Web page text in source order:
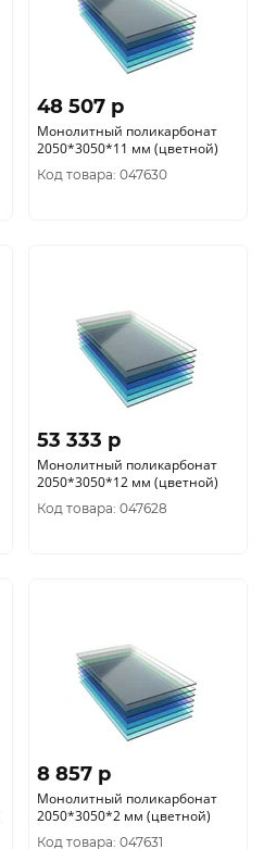
48 507 p
Монолитный поликарбонат
2050*3050*11 мм (цветной)
Код товара: 047630
53 333 p
Монолитный поликарбонат
2050*3050*12 мм (цветной)
Код товара: 047628
8 857 p
Монолитный поликарбонат
2050*3050*2 мм (цветной)
Код товара: 047631